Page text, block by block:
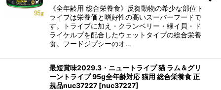
《全年齢用 総合栄養食》反芻動物の希少な部位ト
ライプは栄養価と嗜好性の高いスーパーフードで
す。トライプに加え・クランベリー・緑イ貝・ド
ライケルプを配合したウェットタイプの総合栄養
食。フードジプシーのオ…
最短賞味2029.3・ニュートライプ 猫 ラム＆グリ
ーントライプ 95g全年齢対応 猫用 総合栄養食 正
規品nuc37227 [nuc37227]